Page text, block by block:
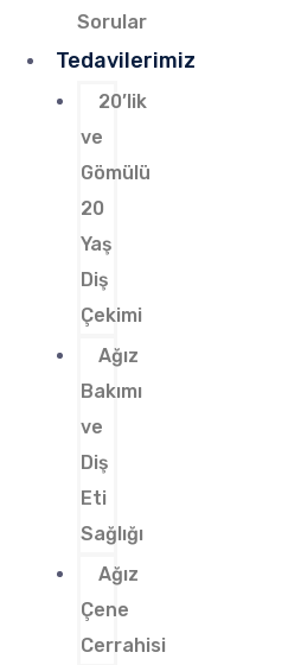
Sorular
Tedavilerimiz
20’lik
ve
Gömülü
20
Yaş
Diş
Çekimi
Ağız
Bakımı
ve
Diş
Eti
Sağlığı
Ağız
Çene
Cerrahisi